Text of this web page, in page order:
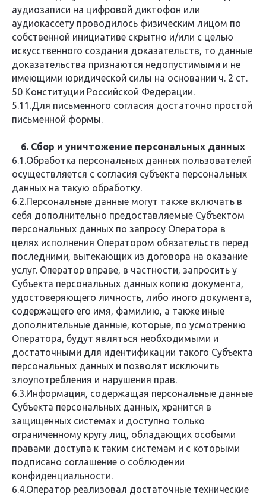
аудиозаписи на цифровой диктофон или
аудиокассету проводилось физическим лицом по
собственной инициативе скрытно и/или с целью
искусственного создания доказательств, то данные
доказательства признаются недопустимыми и не
имеющими юридической силы на основании ч. 2 ст.
50 Конституции Российской Федерации.
5.11.Для письменного согласия достаточно простой
письменной формы.
6. Сбор и уничтожение персональных данных
6.1.Обработка персональных данных пользователей
осуществляется с согласия субъекта персональных
данных на такую обработку.
6.2.Персональные данные могут также включать в
себя дополнительно предоставляемые Субъектом
персональных данных по запросу Оператора в
целях исполнения Оператором обязательств перед
последними, вытекающих из договора на оказание
услуг. Оператор вправе, в частности, запросить у
Субъекта персональных данных копию документа,
удостоверяющего личность, либо иного документа,
содержащего его имя, фамилию, а также иные
дополнительные данные, которые, по усмотрению
Оператора, будут являться необходимыми и
достаточными для идентификации такого Субъекта
персональных данных и позволят исключить
злоупотребления и нарушения прав.
6.3.Информация, содержащая персональные данные
Субъекта персональных данных, хранится в
защищенных системах и доступно только
ограниченному кругу лиц, обладающих особыми
правами доступа к таким системам и с которыми
подписано соглашение о соблюдении
конфиденциальности.
6.4.Оператор реализовал достаточные технические